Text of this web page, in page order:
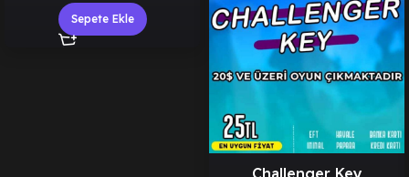
Sepete Ekle
Challenger Key